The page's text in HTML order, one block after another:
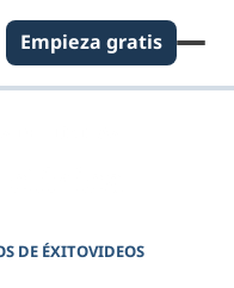
Empieza gratis
DE ÉXITOVIDEOS